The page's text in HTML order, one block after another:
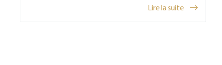
Lire la suite